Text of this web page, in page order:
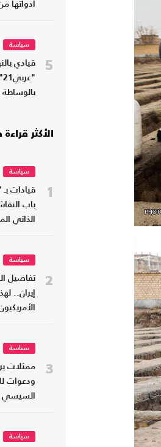
أدواتها
5
سياسة
قيادي
الأكثر
1
سياسة
قيادات بـ
باب
الذاتي
2
سياسة
تفاصيل
إيران..
3
سياسة
ممثلات
ودعوات
السيسي
سياسة